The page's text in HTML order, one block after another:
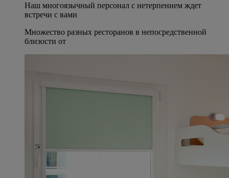
Наш многоязычный персонал с нетерпением ждет
встречи с вами
Множество разных ресторанов в непосредственной
близости от